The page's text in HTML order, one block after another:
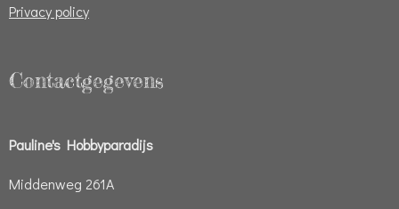
Privacy policy
Contactgegevens
Pauline's Hobbyparadijs
Middenweg 261A